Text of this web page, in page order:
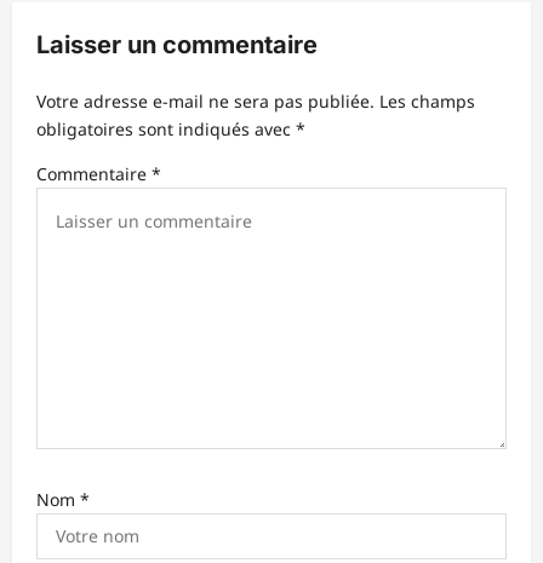
d
a
r
t
Laisser un commentaire
Votre adresse e-mail ne sera pas publiée. Les champs
obligatoires sont indiqués avec *
Commentaire *
Nom *